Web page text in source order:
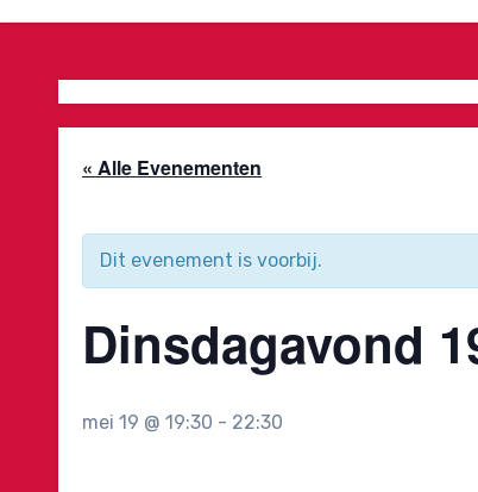
« Alle Evenementen
Dit evenement is voorbij.
Dinsdagavond
mei 19 @ 19:30 - 22:30